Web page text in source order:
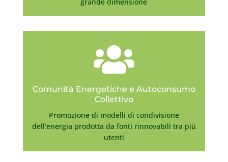
grande dimensione

Comunità Energetiche e Autoconsumo
Collettivo
Promozione di modelli di condivisione
dell’energia prodotta da fonti rinnovabili tra più
utenti